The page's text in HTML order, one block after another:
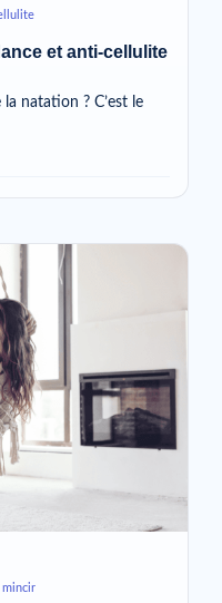
et anti-cellulite
natation ? C’est le
mincir